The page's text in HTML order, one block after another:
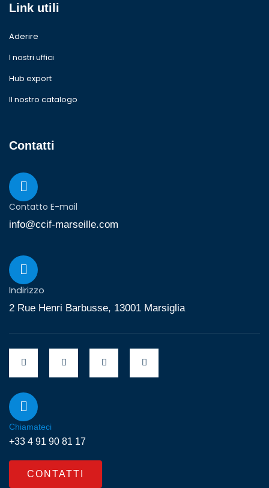
Link utili
Aderire
I nostri uffici
Hub export
Il nostro catalogo
Contatti
Contatto E-mail
info@ccif-marseille.com
Indirizzo
2 Rue Henri Barbusse, 13001 Marsiglia
Chiamateci
+33 4 91 90 81 17
CONTATTI